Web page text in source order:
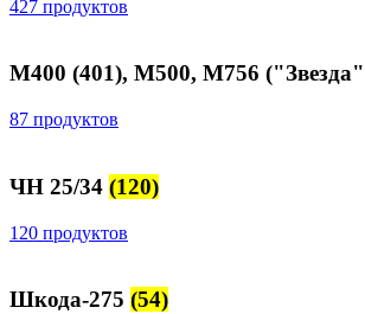
427 продуктов
М400 (401), М500, М756
87 продуктов
ЧН 25/34 (120)
120 продуктов
Шкода-275 (54)